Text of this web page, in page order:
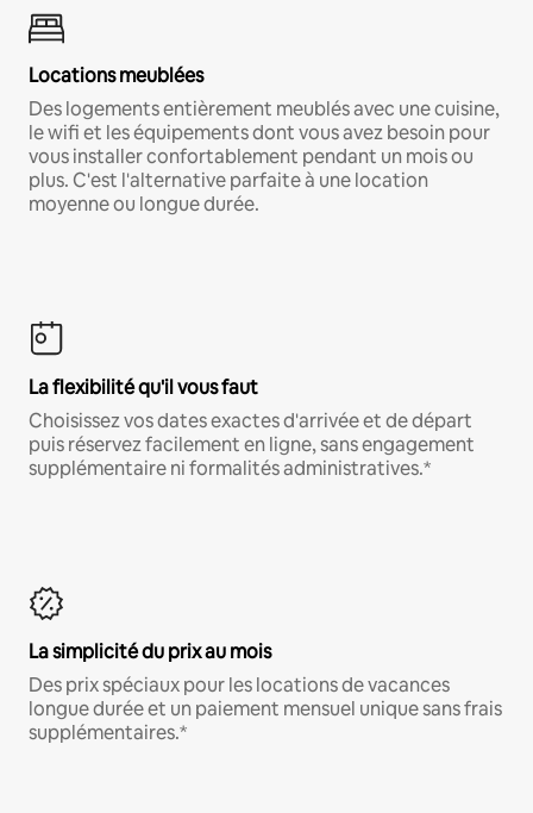
Locations meublées
Des logements entièrement meublés avec une cuisine,
le wifi et les équipements dont vous avez besoin pour
vous installer confortablement pendant un mois ou
plus. C'est l'alternative parfaite à une location
moyenne ou longue durée.
La flexibilité qu'il vous faut
Choisissez vos dates exactes d'arrivée et de départ
puis réservez facilement en ligne, sans engagement
supplémentaire ni formalités administratives.*
La simplicité du prix au mois
Des prix spéciaux pour les locations de vacances
longue durée et un paiement mensuel unique sans frais
supplémentaires.*